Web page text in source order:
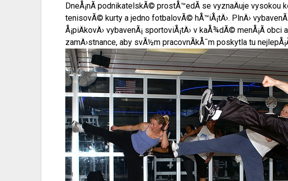
DneÅ¡nÃ­ podnikatelskÃ© prostÅ™edÃ­ se vyznaÄuje vysokou
tenisovÃ© kurty a jedno fotbalovÃ© hÅ™iÅ¡tÄ›. PlnÄ›
Å¡piÄkovÄ› vybavenÃ¡ sportoviÅ¡tÄ› v kaÅ¾dÃ© menÅ¡Ã­
zamÄ›stnance, aby svÃ½m pracovnÃ­kÅ¯m poskytla tu